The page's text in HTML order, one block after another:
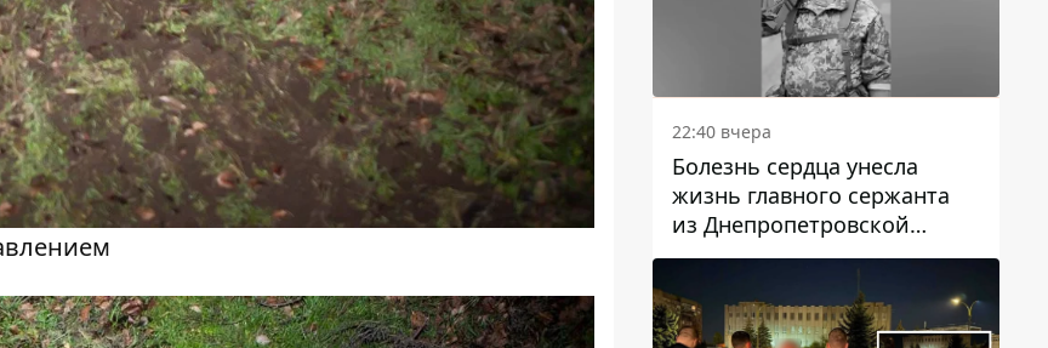
22:40 вчера
Болезнь сердца унесла
жизнь главного сержанта
из Днепропетровской
области Юрия Свистуна